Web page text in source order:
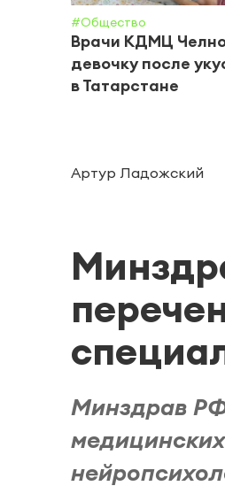
#Общество
Врачи КДМЦ
девочку после
в Татарстане
Артур Ладожский
Минздрав РФ